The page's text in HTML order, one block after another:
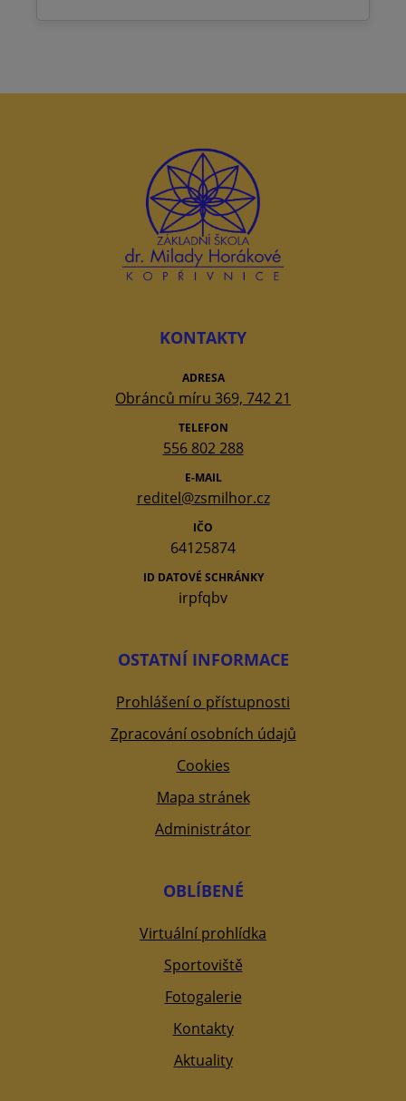
KONTAKTY
ADRESA
Obránců míru 369, 742 21
TELEFON
556 802 288
E-MAIL
reditel@zsmilhor.cz
IČO
64125874
ID DATOVÉ SCHRÁNKY
irpfqbv
OSTATNÍ INFORMACE
Prohlášení o přístupnosti
Zpracování osobních údajů
Cookies
Mapa stránek
Administrátor
OBLÍBENÉ
Virtuální prohlídka
Sportoviště
Fotogalerie
Kontakty
Aktuality